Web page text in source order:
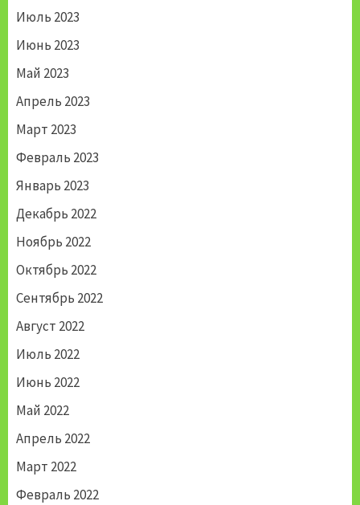
Июль 2023
Июнь 2023
Май 2023
Апрель 2023
Март 2023
Февраль 2023
Январь 2023
Декабрь 2022
Ноябрь 2022
Октябрь 2022
Сентябрь 2022
Август 2022
Июль 2022
Июнь 2022
Май 2022
Апрель 2022
Март 2022
Февраль 2022